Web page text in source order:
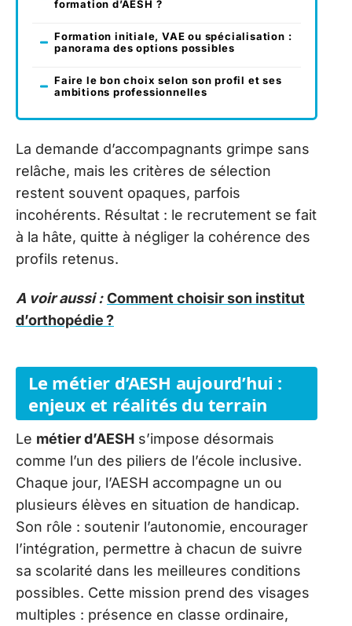
formation d’AESH ?
Formation initiale, VAE ou spécialisation :
panorama des options possibles
Faire le bon choix selon son profil et ses
ambitions professionnelles
La demande d’accompagnants grimpe sans
relâche, mais les critères de sélection
restent souvent opaques, parfois
incohérents. Résultat : le recrutement se fait
à la hâte, quitte à négliger la cohérence des
profils retenus.
A voir aussi : Comment choisir son institut
d’orthopédie ?
Le métier d’AESH aujourd’hui :
enjeux et réalités du terrain
Le métier d’AESH s’impose désormais
comme l’un des piliers de l’école inclusive.
Chaque jour, l’AESH accompagne un ou
plusieurs élèves en situation de handicap.
Son rôle : soutenir l’autonomie, encourager
l’intégration, permettre à chacun de suivre
sa scolarité dans les meilleures conditions
possibles. Cette mission prend des visages
multiples : présence en classe ordinaire,